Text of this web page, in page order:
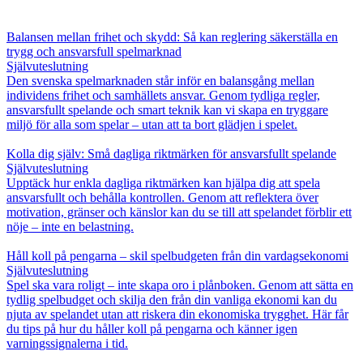
Balansen mellan frihet och skydd: Så kan reglering säkerställa en
trygg och ansvarsfull spelmarknad
Självuteslutning
Den svenska spelmarknaden står inför en balansgång mellan
individens frihet och samhällets ansvar. Genom tydliga regler,
ansvarsfullt spelande och smart teknik kan vi skapa en tryggare
miljö för alla som spelar – utan att ta bort glädjen i spelet.
Kolla dig själv: Små dagliga riktmärken för ansvarsfullt spelande
Självuteslutning
Upptäck hur enkla dagliga riktmärken kan hjälpa dig att spela
ansvarsfullt och behålla kontrollen. Genom att reflektera över
motivation, gränser och känslor kan du se till att spelandet förblir ett
nöje – inte en belastning.
Håll koll på pengarna – skil spelbudgeten från din vardagsekonomi
Självuteslutning
Spel ska vara roligt – inte skapa oro i plånboken. Genom att sätta en
tydlig spelbudget och skilja den från din vanliga ekonomi kan du
njuta av spelandet utan att riskera din ekonomiska trygghet. Här får
du tips på hur du håller koll på pengarna och känner igen
varningssignalerna i tid.